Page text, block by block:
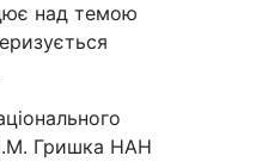
над темою
Гришка НАН